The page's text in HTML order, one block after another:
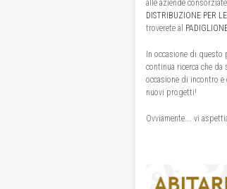
alle aziende
DISTRIBUZIONE PER
troverete al
In occasione di questo
continua ricerca che
occasione di incontro
nuovi progetti!
Ovviamente…. vi